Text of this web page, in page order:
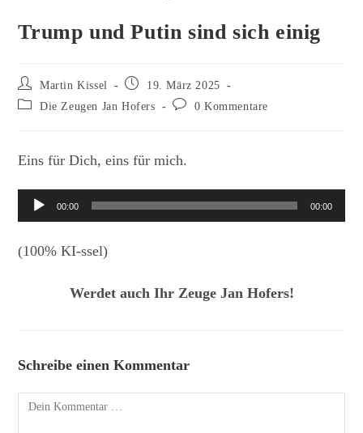
Trump und Putin sind sich einig
Beitrags-
Autor:
Martin Kissel
Beitrag
veröffentlicht:
19. März 2025
Beitrags-Die Zeugen Jan Hofers
Beitrags-0 Kommentare
Eins für Dich, eins für mich.
Audio-00:00 00:00
(100% KI-ssel)
Werdet auch Ihr Zeuge Jan Hofers!
Schreibe einen Kommentar
Kommentar